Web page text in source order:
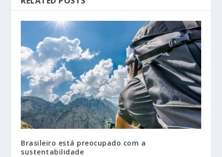
Brasileiro está preocupado com a
sustentabilidade